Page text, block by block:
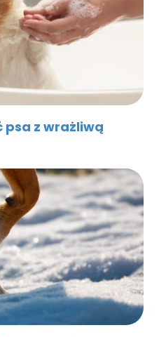
psa z wrażliwą